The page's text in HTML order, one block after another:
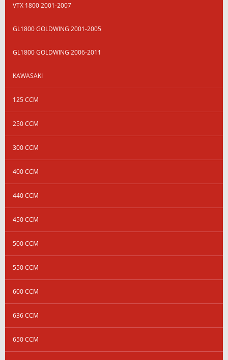
VTX 1800 2001-2007
GL1800 GOLDWING 2001-2005
GL1800 GOLDWING 2006-2011
KAWASAKI
125 CCM
250 CCM
300 CCM
400 CCM
440 CCM
450 CCM
500 CCM
550 CCM
600 CCM
636 CCM
650 CCM